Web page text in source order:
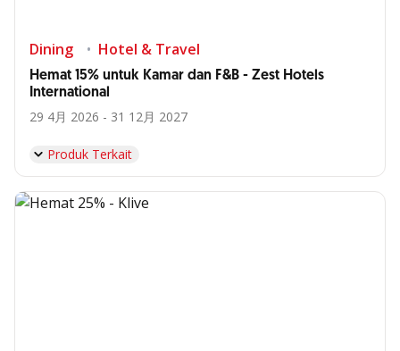
Dining Hotel & Travel
Hemat 15% untuk Kamar dan F&B - Zest Hotels
International
29 4月 2026 - 31 12月 2027
Produk Terkait